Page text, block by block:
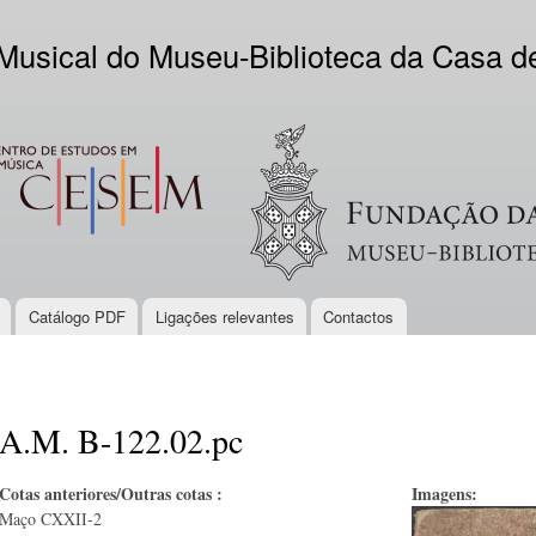
content
do Museu-Biblioteca da Casa
Logo VV
Catálogo PDF Ligações relevantes Contactos
A.M. B-122.02.pc
Cotas anteriores/Outras cotas :
Maço CXXII-2
Imagens: